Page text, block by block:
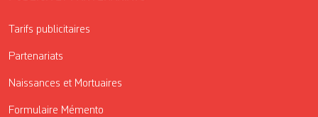
Tarifs publicitaires
Partenariats
Naissances et Mortuaires
Formulaire Mémento